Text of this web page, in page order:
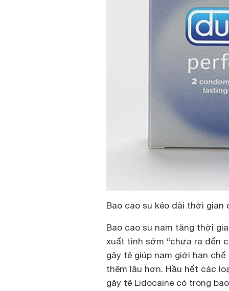
Bao cao su kéo dài thời gian
Bao cao su nam tăng thời
xuất tinh sớm “chưa ra đến
gây tê giúp nam giới hạn
thêm lâu hơn. Hầu hết các
gây tê Lidocaine có trong